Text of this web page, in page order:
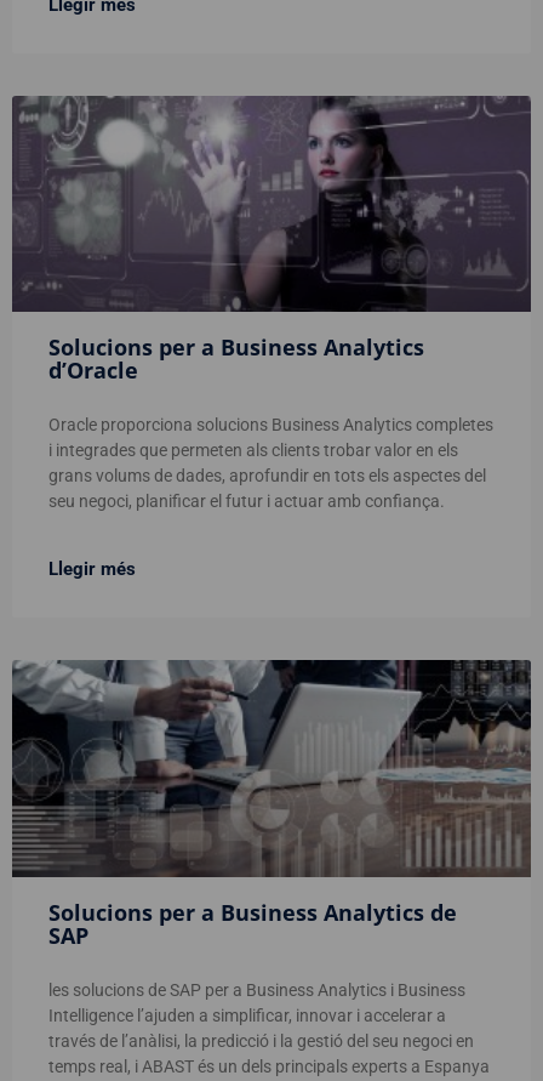
Solucions per a Business Analytics
d’Oracle
Oracle proporciona solucions Business Analytics completes
i integrades que permeten als clients trobar valor en els
grans volums de dades, aprofundir en tots els aspectes del
seu negoci, planificar el futur i actuar amb confiança.
Llegir més
Solucions per a Business Analytics de
SAP
les solucions de SAP per a Business Analytics i Business
Intelligence l’ajuden a simplificar, innovar i accelerar a
través de l’anàlisi, la predicció i la gestió del seu negoci en
temps real, i ABAST és un dels principals experts a Espanya